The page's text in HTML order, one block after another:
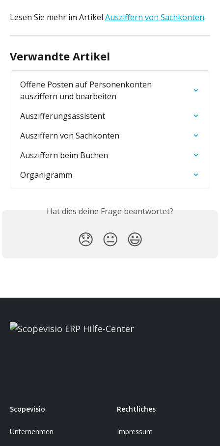
Lesen Sie mehr im Artikel Ausziffern von Sachkonten.
Verwandte Artikel
Offene Posten auf Personenkonten
ausziffern und bearbeiten
Auszifferungsassistent
Ausziffern von Sachkonten
Ausziffern beim Buchen
Organigramm
Hat dies deine Frage beantwortet?
😞 😐 😃
Scopevisio
Unternehmen
Rechtliches
Impressum